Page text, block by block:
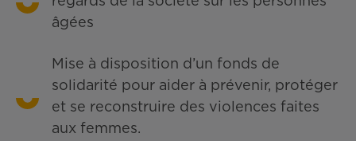
âgées
Mise à disposition d’un fonds de
solidarité pour aider à prévenir, protéger
et se reconstruire des violences faites
aux femmes.